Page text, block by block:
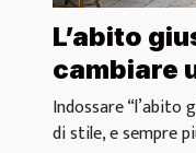
L’abito
cambiare
Analisi di
Indossare “l’abito
di stile, e sempre